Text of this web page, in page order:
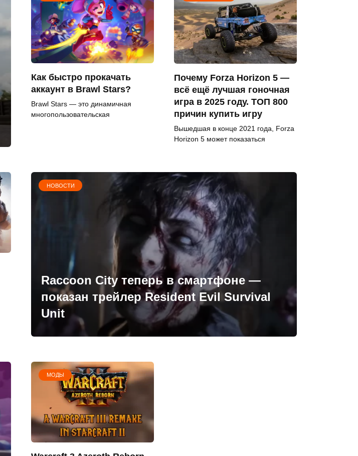
Как быстро прокачать
аккаунт в Brawl Stars?
Brawl Stars — это динамичная
многопользовательская
Почему Forza Horizon 5 —
всё ещё лучшая гоночная
игра в 2025 году. ТОП 800
причин купить игру
Вышедшая в конце 2021 года, Forza
Horizon 5 может показаться
НОВОСТИ
Raccoon City теперь в смартфоне —
показан трейлер Resident Evil Survival
Unit
МОДЫ